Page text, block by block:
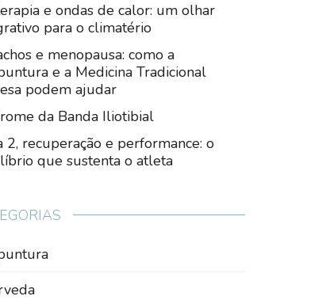
e ondas de calor: um olhar
para o climatério
e menopausa: como a
e a Medicina Tradicional
podem ajudar
da Banda Iliotibial
2, recuperação e performance: o
que sustenta o atleta